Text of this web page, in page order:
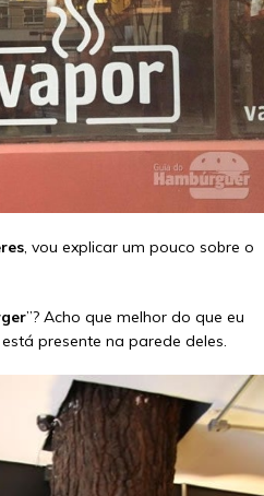
, vou explicar um pouco sobre o
”? Acho que melhor do que eu
presente na parede deles.